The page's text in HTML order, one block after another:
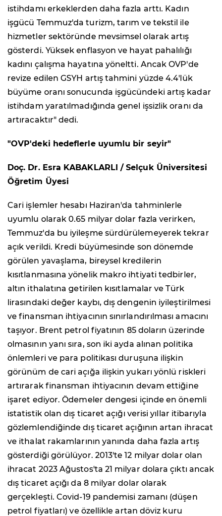
istihdamı erkeklerden daha fazla arttı. Kadın
işgücü Temmuz'da turizm, tarım ve tekstil ile
hizmetler sektöründe mevsimsel olarak artış
gösterdi. Yüksek enflasyon ve hayat pahalılığı
kadını çalışma hayatına yöneltti. Ancak OVP'de
revize edilen GSYH artış tahmini yüzde 4.4'lük
büyüme oranı sonucunda işgücündeki artış kadar
istihdam yaratılmadığında genel işsizlik oranı da
artıracaktır" dedi.
"OVP'deki hedeflerle uyumlu bir seyir"
Doç. Dr. Esra KABAKLARLI / Selçuk Üniversitesi
Öğretim Üyesi
Cari işlemler hesabı Haziran'da tahminlerle
uyumlu olarak 0.65 milyar dolar fazla verirken,
Temmuz'da bu iyileşme sürdürülemeyerek tekrar
açık verildi. Kredi büyümesinde son dönemde
görülen yavaşlama, bireysel kredilerin
kısıtlanmasına yönelik makro ihtiyati tedbirler,
altın ithalatına getirilen kısıtlamalar ve Türk
lirasındaki değer kaybı, dış dengenin iyileştirilmesi
ve finansman ihtiyacının sınırlandırılması amacını
taşıyor. Brent petrol fiyatının 85 doların üzerinde
olmasının yanı sıra, son iki ayda alınan politika
önlemleri ve para politikası duruşuna ilişkin
görünüm de cari açığa ilişkin yukarı yönlü riskleri
artırarak finansman ihtiyacının devam ettiğine
işaret ediyor. Ödemeler dengesi içinde en önemli
istatistik olan dış ticaret açığı verisi yıllar itibarıyla
gözlemlendiğinde dış ticaret açığının artan ihracat
ve ithalat rakamlarının yanında daha fazla artış
gösterdiği görülüyor. 2013'te 12 milyar dolar olan
ihracat 2023 Ağustos'ta 21 milyar dolara çıktı ancak
dış ticaret açığı da 8 milyar dolar olarak
gerçekleşti. Covid-19 pandemisi zamanı (düşen
petrol fiyatları) ve özellikle artan döviz kuru